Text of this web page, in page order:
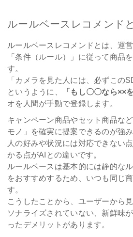
ルールベースレコメンド
ルールベースレコメンドとは、運
「条件（ルール）」に従って商品
す。
「カメラを見た人には、必ずこの
というように、
「もし〇〇なら××
オを人間が手動で登録します。
キャンペーン商品やセット商品な
モノ」を確実に提案できるのが強
人の好みや状況には対応できない
かる点がAIとの違いです。
ルールベースは基本的には静的な
をおすすめするため、いつも同じ
す。
こうしたことから、ユーザーから
ソナライズされていない、新鮮味
ったデメリットがあります。